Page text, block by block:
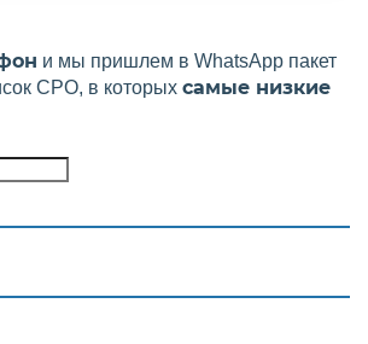
и мы пришлем в WhatsApp пакет
СРО, в которых самые низкие